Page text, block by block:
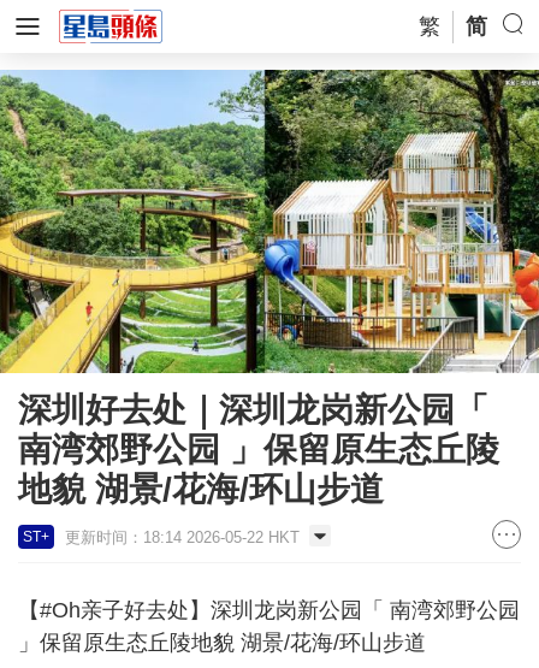
繁 简
深圳好去处｜深圳龙岗新公园「
南湾郊野公园 」保留原生态丘陵
地貌 湖景/花海/环山步道
ST+ 更新时间：18:14 2026-05-22 HKT
【#Oh亲子好去处】深圳龙岗新公园「 南湾郊野公园
」保留原生态丘陵地貌 湖景/花海/环山步道